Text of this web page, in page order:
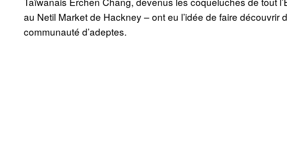
au Netil Market de Hackney – ont eu l’idée de faire découvrir
communauté d’adeptes.